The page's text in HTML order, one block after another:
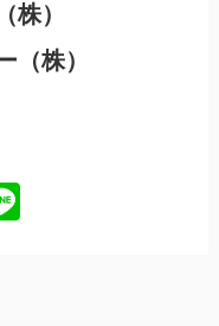
）
株）
Line